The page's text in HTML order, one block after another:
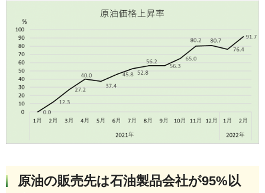
原油の販売先は石油製品会社が95%以